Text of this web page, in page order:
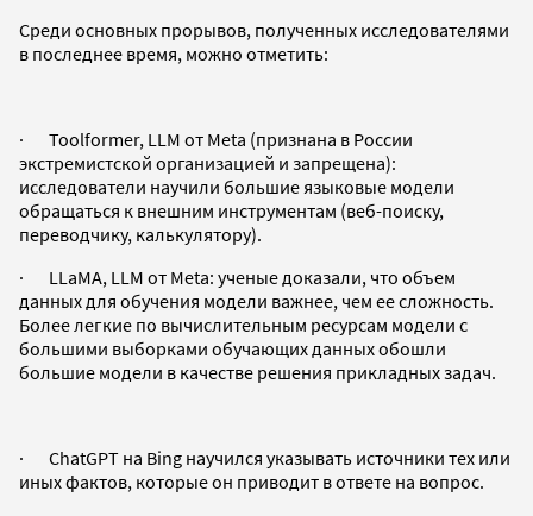
Среди основных прорывов, полученных исследователями
в последнее время, можно отметить:
· Toolformer, LLM от Meta (признана в России
экстремистской организацией и запрещена):
исследователи научили большие языковые модели
обращаться к внешним инструментам (веб-поиску,
переводчику, калькулятору).
· LLaMA, LLM от Meta: ученые доказали, что объем
данных для обучения модели важнее, чем ее сложность.
Более легкие по вычислительным ресурсам модели с
большими выборками обучающих данных обошли
большие модели в качестве решения прикладных задач.
· ChatGPT на Bing научился указывать источники тех или
иных фактов, которые он приводит в ответе на вопрос.